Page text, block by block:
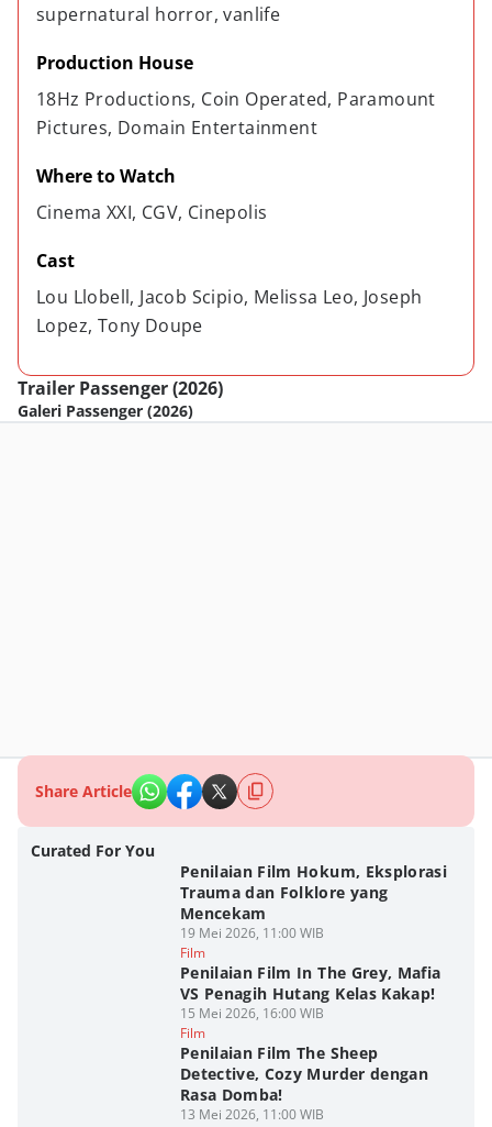
supernatural horror, vanlife
Production House
18Hz Productions, Coin Operated, Paramount
Pictures, Domain Entertainment
Where to Watch
Cinema XXI, CGV, Cinepolis
Cast
Lou Llobell, Jacob Scipio, Melissa Leo, Joseph
Lopez, Tony Doupe
Trailer Passenger (2026)
Galeri Passenger (2026)
Share Article
Curated For You
Penilaian Film Hokum, Eksplorasi
Trauma dan Folklore yang
Mencekam
19 Mei 2026, 11:00 WIB
Film
Penilaian Film In The Grey, Mafia
VS Penagih Hutang Kelas Kakap!
15 Mei 2026, 16:00 WIB
Film
Penilaian Film The Sheep
Detective, Cozy Murder dengan
Rasa Domba!
13 Mei 2026, 11:00 WIB